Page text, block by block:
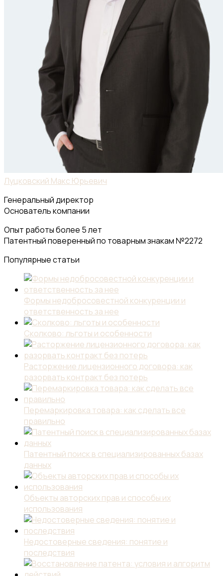
Луцковский Макс Юрьевич
Генеральный директор
Основатель компании
Опыт работы более 5 лет
Патентный поверенный по товарным знакам №2272
Популярные статьи
Формы недобросовестной конкуренции и
ответственность за нее
Сколково: льготы и особенности
Расторжение лицензионного договора: как
разорвать контракт без потерь
Перемаркировка товара: как сделать все
правильно
Патентный поиск в специализированных базах
данных
Объекты авторских прав и способы их
использования
Недостоверные сведения: понятие и
последствия